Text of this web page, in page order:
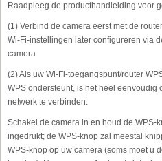
Raadpleeg de producthandleiding voor
(1) Verbind de camera eerst met de
Wi-Fi-instellingen later configureren via
camera.
(2) Als uw Wi-Fi-toegangspunt/router
WPS ondersteunt, is het heel eenvoudig
netwerk te verbinden:
Schakel de camera in en houd de WPS-
ingedrukt; de WPS-knop zal meestal
WPS-knop op uw camera (soms moet u